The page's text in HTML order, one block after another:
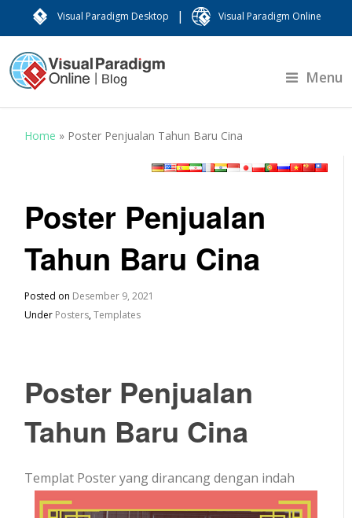
Visual Paradigm Desktop | Visual Paradigm Online
Menu
Home » Poster Penjualan Tahun Baru Cina
Poster Penjualan
Tahun Baru Cina
Posted on Desember 9, 2021
Under Posters,Templates
Poster Penjualan
Tahun Baru Cina
Templat Poster yang dirancang dengan indah